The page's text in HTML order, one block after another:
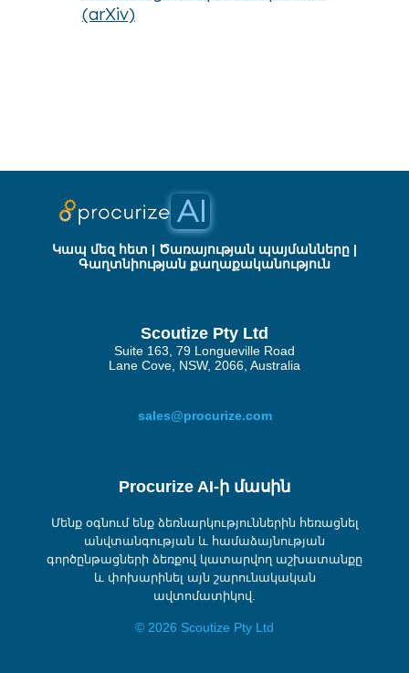
(arXiv)
Կապ մեզ հետ | Ծառայության պայմանները |
Գաղտնիության քաղաքականություն
Scoutize Pty Ltd
Suite 163, 79 Longueville Road
Lane Cove, NSW, 2066, Australia
sales@procurize.com
Procurize AI-ի մասին
Մենք օգնում ենք ձեռնարկություններին հեռացնել
անվտանգության և համաձայնության
գործընթացների ձեռքով կատարվող աշխատանքը
և փոխարինել այն շարունակական
ավտոմատիկով.
© 2026 Scoutize Pty Ltd